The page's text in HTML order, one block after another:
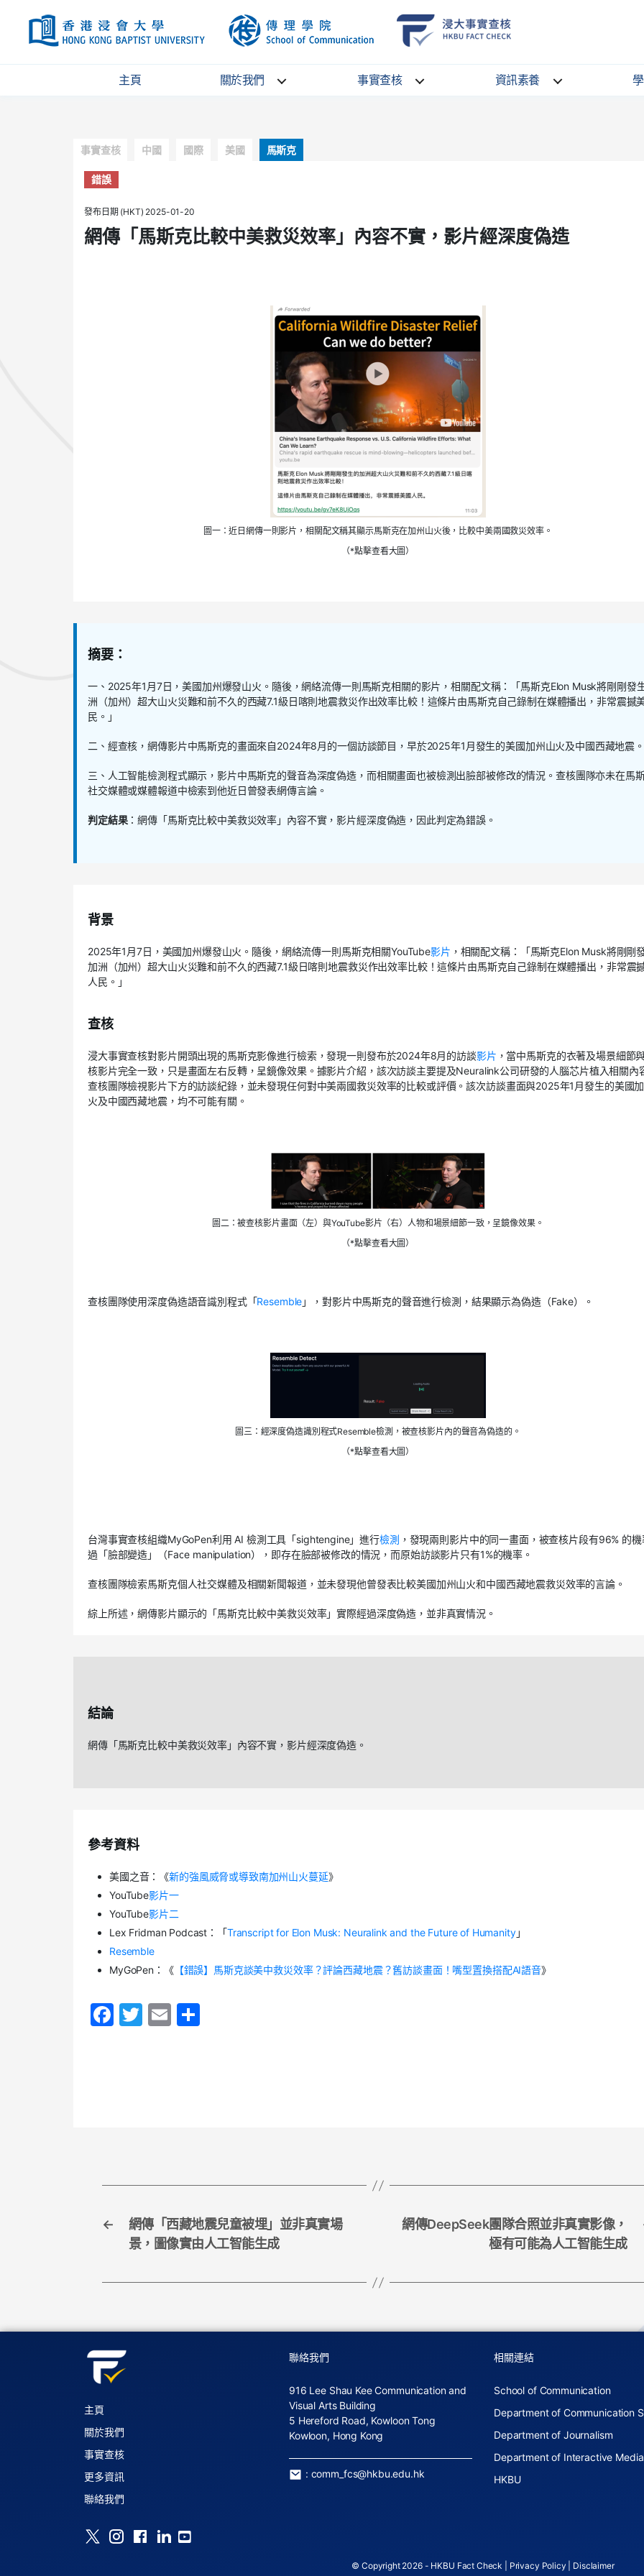
HKBU
School
Communication
主頁 關於我們 事實查核 資訊素養
Categories
事實查核 中國 國際 美國 馬斯克
錯誤
發布日期 (HKT) 2025-01-20
網傳「馬斯克比較中美救災效率」內容不實，影片經深度偽造
圖一：近日網傳一則影片，相關配文稱其顯示馬斯克在加州山火後，比較中美兩國救災效率。
（*點擊查看大圖）
摘要：
一、 2025年1月7日，美國加州爆發山火 。隨後，網絡流傳一則馬斯克相關的影片，相關配文稱：「馬斯克Elon Musk將剛剛發
洲（加州）超大山火災難和前不久的西藏7.1級日喀則地震救災作出效率比較！這條片由馬斯克自己錄制在媒體播出，非常震撼
民。 」
二、經查核，網傳影片中馬斯克的畫面來自2024年8月的一個訪談節目，早於2025年1月發生的美國加州山火及中國西藏地震
三、人工智能檢測程式顯示，影片中馬斯克的聲音為深度偽造，而相關畫面也被檢測出臉部被修改的情況 。 查核團隊亦未在馬
社交媒體或媒體報道中檢索到他近日曾發表網傳言論。
判定結果：網傳「馬斯克比較中美救災效率」內容不實，影片經深度偽造，因此判定為錯誤。
背景
2025年1月7日，美國加州爆發山火。隨後，網絡流傳一則馬斯克相關YouTube影片 ，相關配文稱：「馬斯克Elon Musk將剛剛
加洲（加州）超大山火災難和前不久的西藏7.1級日喀則地震救災作出效率比較！這條片由馬斯克自己錄制在媒體播出，非常震
人民。」
查核
浸大事實查核對影片開頭出現的馬斯克影像進行檢索，發現一則發布於2024年8月的訪談影片 ，當中馬斯克的衣著及場景細節
核影片完全一致，只是畫面左右反轉，呈鏡像效果。據影片介紹，該次訪談主要提及Neuralink公司研發的人腦芯片植入相關內
查核團隊檢視影片下方的訪談紀錄，並未發現任何對中美兩國救災效率的比較或評價。該次訪談畫面與2025年1月發生的美國
火及中國西藏地震，均不可能有關。
圖二：被查核影片畫面（左）與YouTube影片（右）人物和場景細節一致，呈鏡像效果。
（*點擊查看大圖）
查核團隊使用深度偽造語音識別程式「Resemble」，對影片中馬斯克的聲音進行檢測，結果顯示為偽造（Fake）。
圖三：經深度偽造識別程式Resemble檢測，被查核影片內的聲音為偽造的。
（*點擊查看大圖）
台灣事實查核組織MyGoPen利用 AI 檢測工具「sightengine」進行檢測 ，發現兩則影片中的同一畫面，被查核片段有96% 的
過「臉部變造」（Face manipulation），即存在臉部被修改的情況，而原始訪談影片只有1%的機率。
查核團隊檢索馬斯克個人社交媒體及相關新聞報道，並未發現他曾發表比較美國加州山火和中國西藏地震救災效率的言論。
綜上所述，網傳影片顯示的「馬斯克比較中美救災效率」實際經過深度偽造，並非真實情況。
結論
網傳「馬斯克比較中美救災效率」內容不實，影片經深度偽造。
參考資料
美國之音：《新的強風威脅或導致南加州山火蔓延》
YouTube影片一
YouTube影片二
Lex Fridman Podcast：「Transcript for Elon Musk: Neuralink and the Future of Humanity」
Resemble
MyGoPen：《【錯誤】馬斯克談美中救災效率？評論西藏地震？舊訪談畫面！嘴型置換搭配AI語音》
F
T
E
←
網傳「西藏地震兒童被埋」並非真實場
景，圖像實由人工智能生成
網傳DeepSeek團隊合照並非真實影像，
極有可能為人工智能生成
主頁
關於我們
事實查核
更多資訊
聯絡我們
聯絡我們
916 Lee Shau Kee Communication and
Visual Arts Building
5 Hereford Road, Kowloon Tong
Kowloon, Hong Kong
: comm_fcs@hkbu.edu.hk
相關連結
School of Communication
Department of Communication
Department of Journalism
Department of Interactive Media
HKBU
© Copyright 2026 - HKBU Fact Check | Privacy Policy Disclaimer